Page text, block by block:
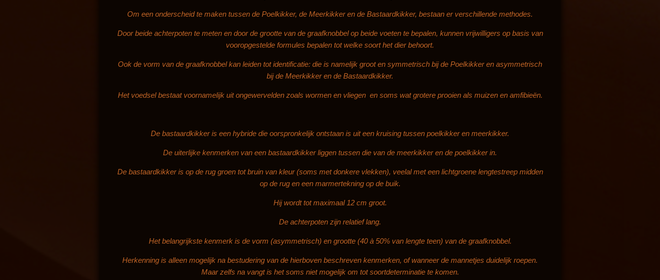
Om een onderscheid te maken tussen de Poelkikker, de Meerkikker en de Bastaardkikker, bestaan er verschillende methodes.
Door beide achterpoten te meten en door de grootte van de graafknobbel op beide voeten te bepalen, kunnen vrijwilligers op basis van
vooropgestelde formules bepalen tot welke soort het dier behoort.
Ook de vorm van de graafknobbel kan leiden tot identificatie: die is namelijk groot en symmetrisch bij de Poelkikker en asymmetrisch
bij de Meerkikker en de Bastaardkikker.
Het voedsel bestaat voornamelijk uit ongewervelden zoals wormen en vliegen en soms wat grotere prooien als muizen en amfibieën.
De bastaardkikker is een hybride die oorspronkelijk ontstaan is uit een kruising tussen poelkikker en meerkikker.
De uiterlijke kenmerken van een bastaardkikker liggen tussen die van de meerkikker en de poelkikker in.
De bastaardkikker is op de rug groen tot bruin van kleur (soms met donkere vlekken), veelal met een lichtgroene lengtestreep midden
op de rug en een marmertekning op de buik.
Hij wordt tot maximaal 12 cm groot.
De achterpoten zijn relatief lang.
Het belangrijkste kenmerk is de vorm (asymmetrisch) en grootte (40 à 50% van lengte teen) van de graafknobbel.
Herkenning is alleen mogelijk na bestudering van de hierboven beschreven kenmerken, of wanneer de mannetjes duidelijk roepen.
Maar zelfs na vangt is het soms niet mogelijk om tot soortdeterminatie te komen.